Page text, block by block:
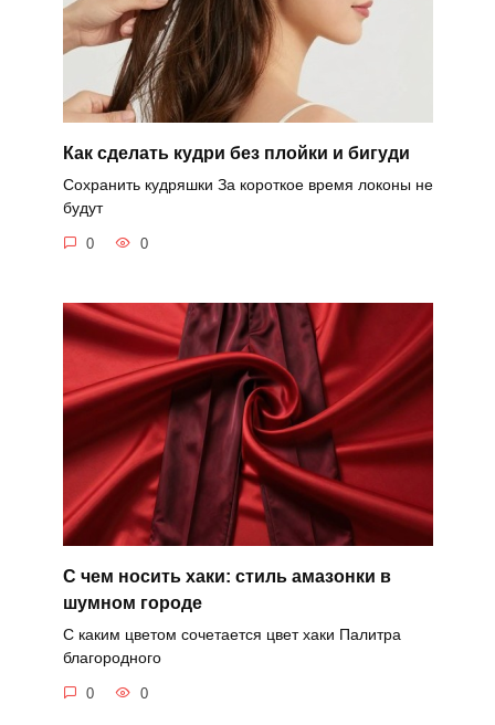
Как сделать кудри без плойки и бигуди
Сохранить кудряшки За короткое время локоны не
будут
0 0
С чем носить хаки: стиль амазонки в
шумном городе
С каким цветом сочетается цвет хаки Палитра
благородного
0 0